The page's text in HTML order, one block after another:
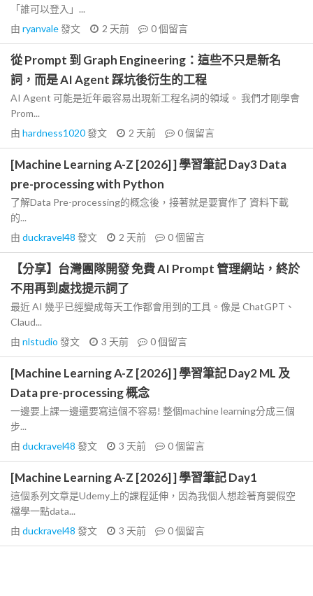
「誰可以登入」...
由 ryanvale發文 2 天前 0個留言
從 Prompt 到 Graph Engineering：這些不只是新名
詞，而是 AI Agent 踩坑後衍生的工程
AI Agent 可能是近年最容易出現新工程名詞的領域。 我們才剛學會
Prom...
由 hardness1020發文 2 天前 0個留言
[Machine Learning A-Z [2026] ] 學習筆記 Day3 Data
pre-processing with Python
了解Data Pre-processing的概念後，接著就是要實作了 資料下載
的...
由 duckravel48 發文 2 天前 0個留言
【分享】台灣團隊開發 免費 AI Prompt 管理網站，終於
不用再到處找提示詞了
最近 AI 幾乎已經變成每天工作都會用到的工具。像是 ChatGPT、
Claud...
由 nlstudio 發文 3 天前 0個留言
[Machine Learning A-Z [2026] ] 學習筆記 Day2 ML 及
Data pre-processing 概念
一邊要上課一邊還要寫這個不容易! 整個machine learning分成三個
步...
由 duckravel48 發文 3 天前 0個留言
[Machine Learning A-Z [2026] ] 學習筆記 Day1
這個系列文章是Udemy上的課程延伸，因為我個人想趁著育嬰假空
檔學一點data...
由 duckravel48 發文 3 天前 0個留言